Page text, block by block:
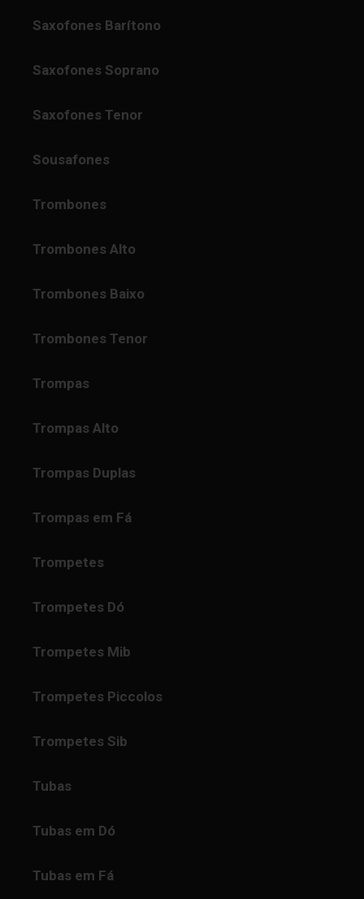
Saxofones Barítono
Saxofones Soprano
Saxofones Tenor
Sousafones
Trombones
Trombones Alto
Trombones Baixo
Trombones Tenor
Trompas
Trompas Alto
Trompas Duplas
Trompas em Fá
Trompetes
Trompetes Dó
Trompetes Mib
Trompetes Piccolos
Trompetes Sib
Tubas
Tubas em Dó
Tubas em Fá